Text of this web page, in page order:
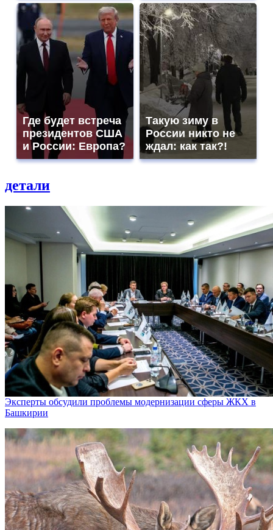
Где будет встреча
президентов США
и России: Европа?
Такую зиму в
России никто не
ждал: как так?!
детали
Эксперты обсудили проблемы модернизации сферы ЖКХ в
Башкирии